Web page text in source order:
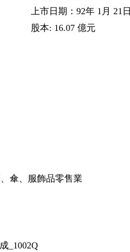
上市日期：92年 1月 21日
股本: 16.07 億元
傘、服飾品零售業